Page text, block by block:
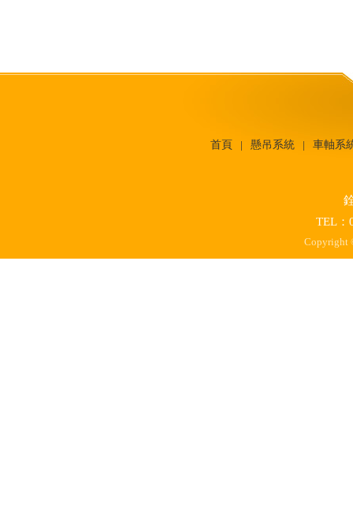
首頁 懸吊系統 車軸系
TEL：
Copyright